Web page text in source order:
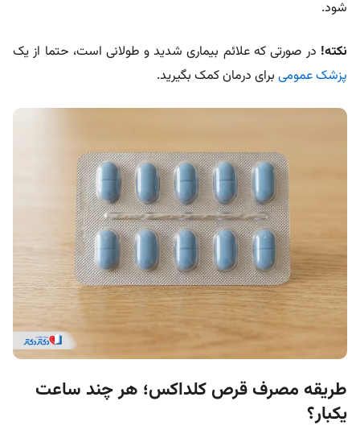
شود.
نکته! در صورتی که علائم بیماری شدید و طولانی است، حتما از یک
پزشک عمومی برای درمان کمک بگیرید.
طریقه مصرف قرص کلداکس؛ هر چند ساعت
یکبار؟